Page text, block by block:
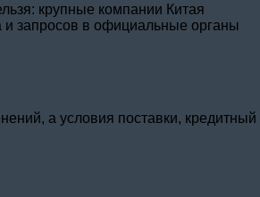
крупные компании Китая
и запросов в официальные органы
а условия поставки, кредитный